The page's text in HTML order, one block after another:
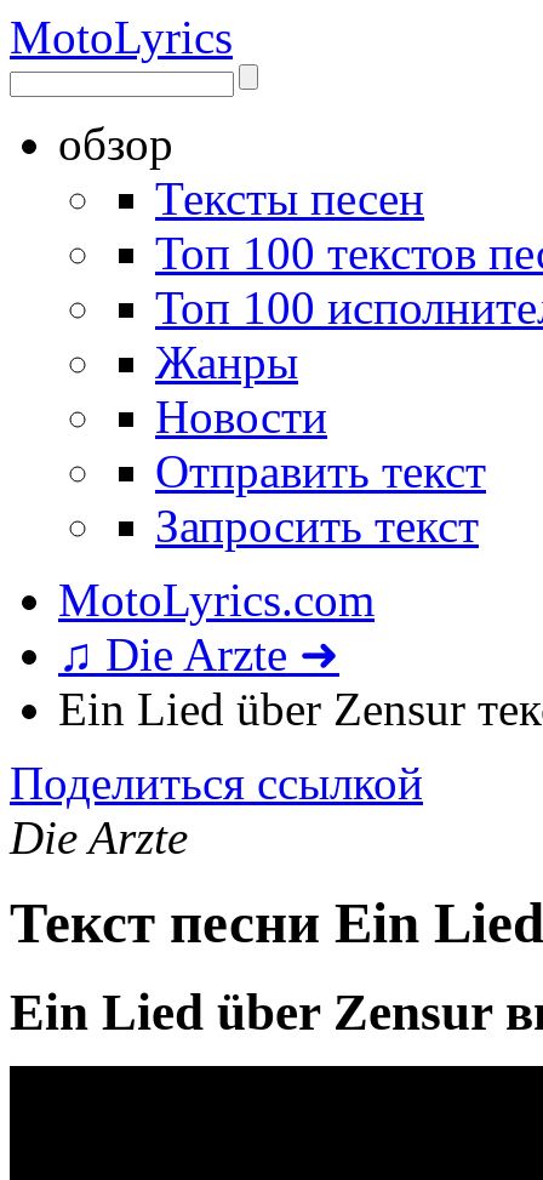
MotoLyrics
обзор
Тексты песен
Топ 100 текстов
Топ 100
Жанры
Новости
Отправить текст
Запросить текст
MotoLyrics.com
♫ Die Arzte ➜
Ein Lied über Zensur
Поделиться ссылкой
Die Arzte
Текст песни Ein
Ein Lied über Zensur